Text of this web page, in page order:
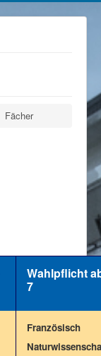
Fächer
Wahlpflicht
7
Französisch